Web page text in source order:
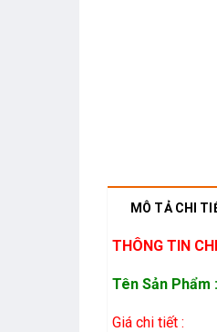
MÔ TẢ CHI
THÔNG TIN
Tên Sản Phẩm
Giá chi tiết :